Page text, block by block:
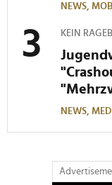
NEWS,
KEIN
NEWS,